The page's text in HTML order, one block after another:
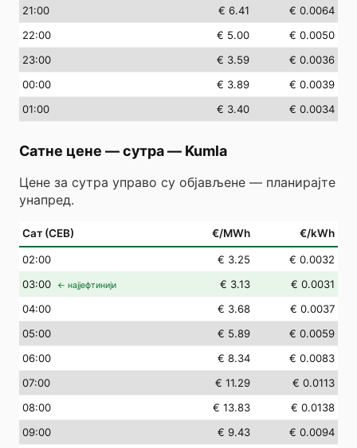
21:00 € 6.41
€ 0.0064
22:00 € 5.00
€ 0.0050
23:00 € 3.59
€ 0.0036
00:00 € 3.89
€ 0.0039
01:00 € 3.40 € 0.0034
Сатне цене — сутра— Kumla
Цене за сутра управо су објављене — планирајте
унапред.
Сат (СЕВ) €/MWh €/kWh
02:00 € 3.25
€ 0.0032
03:00 ← најјефтинији € 3.13
€ 0.0031
04:00 € 3.68
€ 0.0037
05:00 € 5.89
€ 0.0059
06:00 € 8.34
€ 0.0083
07:00 € 11.29
€ 0.0113
08:00 € 13.83
€ 0.0138
09:00 € 9.43
€ 0.0094